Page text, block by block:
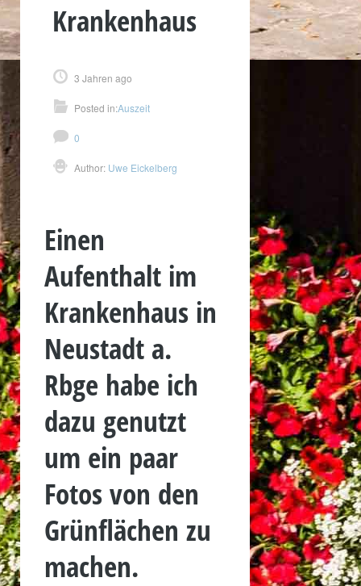
Krankenhaus
3 Jahren ago
Posted in:Auszeit
0
Author: Uwe Eickelberg
Einen
Aufenthalt im
Krankenhaus in
Neustadt a.
Rbge habe ich
dazu genutzt
um ein paar
Fotos von den
Grünflächen zu
machen.